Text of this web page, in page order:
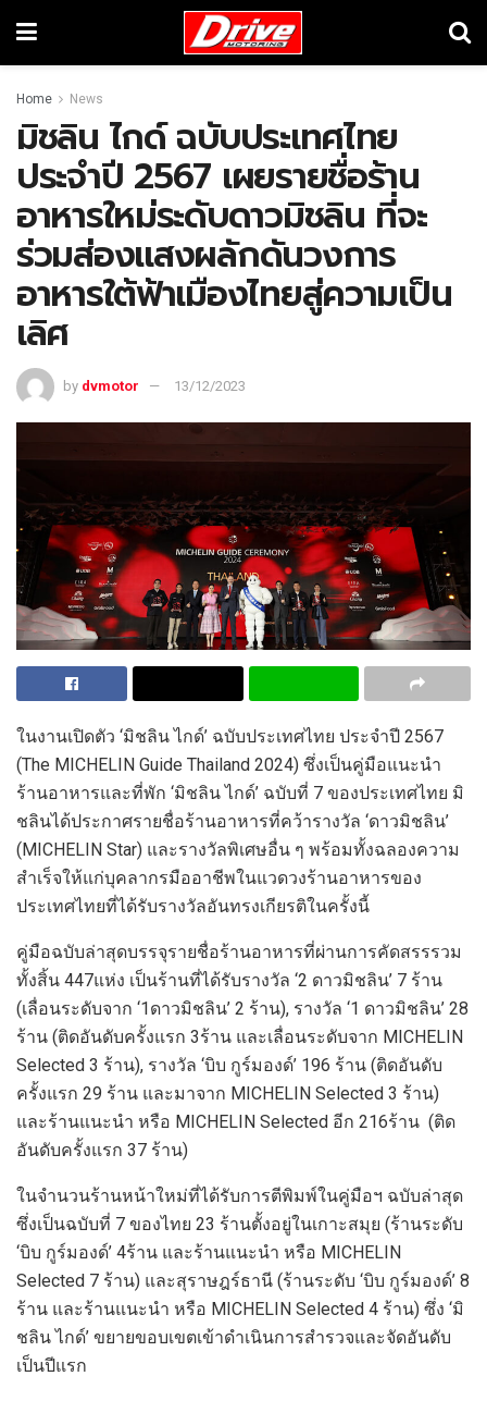
Home News
มิชลิน ไกด์ ฉบับประเทศไทย
ประจำปี 2567 เผยรายชื่อร้าน
อาหารใหม่ระดับดาวมิชลิน ที่จะ
ร่วมส่องแสงผลักดันวงการ
อาหารใต้ฟ้าเมืองไทยสู่ความเป็น
เลิศ
by dvmotor 13/12/2023
ในงานเปิดตัว ‘มิชลิน ไกด์’ ฉบับประเทศไทย ประจำปี 2567
(The MICHELIN Guide Thailand 2024) ซึ่งเป็นคู่มือแนะนำ
ร้านอาหารและที่พัก ‘มิชลิน ไกด์’ ฉบับที่ 7 ของประเทศไทย มิ
ชลินได้ประกาศรายชื่อร้านอาหารที่คว้ารางวัล ‘ดาวมิชลิน’
(MICHELIN Star) และรางวัลพิเศษอื่น ๆ พร้อมทั้งฉลองความ
สำเร็จให้แก่บุคลากรมืออาชีพในแวดวงร้านอาหารของ
ประเทศไทยที่ได้รับรางวัลอันทรงเกียรติในครั้งนี้
คู่มือฉบับล่าสุดบรรจุรายชื่อร้านอาหารที่ผ่านการคัดสรรรวม
ทั้งสิ้น 447แห่ง เป็นร้านที่ได้รับรางวัล ‘2 ดาวมิชลิน’ 7 ร้าน
(เลื่อนระดับจาก ‘1ดาวมิชลิน’ 2 ร้าน), รางวัล ‘1 ดาวมิชลิน’ 28
ร้าน (ติดอันดับครั้งแรก 3ร้าน และเลื่อนระดับจาก MICHELIN
Selected 3 ร้าน), รางวัล ‘บิบ กูร์มองด์’ 196 ร้าน (ติดอันดับ
ครั้งแรก 29 ร้าน และมาจาก MICHELIN Selected 3 ร้าน)
และร้านแนะน ำ หรือ MICHELIN Selected อีก 216ร้าน (ติด
อันดับครั้งแรก 37 ร้าน)
ในจำนวนร้านหน้าใหม่ที่ได้รับการตีพิมพ์ในคู่มือฯ ฉบับล่าสุด
ซึ่งเป็นฉบับที่ 7 ของไทย 23 ร้านตั้งอยู่ในเกาะสมุย (ร้านระดับ
‘บิบ กูร์มองด์’ 4ร้าน และร้านแนะนำ หรือ MICHELIN
Selected 7 ร้าน) และสุราษฎร์ธานี (ร้านระดับ ‘บิบ กูร์มองด์’ 8
ร้าน และร้านแนะนำ หรือ MICHELIN Selected 4 ร้าน) ซึ่ง ‘มิ
ชลิน ไกด์’ ขยายขอบเขตเข้าดำเนินการสำรวจและจัดอันดับ
เป็นปีแรก